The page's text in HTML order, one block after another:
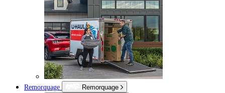
Remorquage
Remorquage